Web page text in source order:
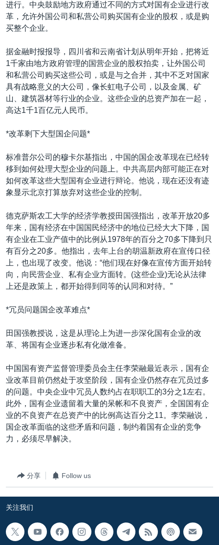
进行。中央鼓励地方政府通过不同的方式对国有企业进行改
革，允许外国公司和私营公司购买国有企业的股权，或是购
买整个企业。
据金融时报报导，四川省和云南省计划从明年开始，把将近
1千家由地方政府管理的国营企业的股权拍卖，让外国公司
和私营公司购买这些公司，或是与之合并，其中不乏对国家
具有战略意义的大公司，像长虹电子公司，以及金属、矿
山、建筑器材等行业的企业。这些企业的总资产加在一起，
高达1千1百亿元人民币。
*改革剩下大型国企问题*
标准普尔公司的穆卡尔基指出，中国的国企改革现在已经转
移到如何处理大型企业的问题上。中共高层内部可能正在对
如何改革这些大型国有企业进行辩论。他说，现在还没有迹
象显示北京打算放弃对这些企业的控制。
德克萨斯农工大学的经济学教授田国强指出，改革开放20多
年来，国有经济在中国国民经济中的地位已经大大下降，国
有企业在工业产值中的比例从1978年的百分之70多下降到只
有百分之20多。他指出，去年上台的胡温新政府在宣传口径
上，也出现了改变。他说：“他们现在好像在宣传方面开始转
向，向民营企业、私有企业方面转。(这些企业)无论从法律
上还是政策上，都开始得到同等的认同和对待。”
*冗员问题国企改革难点*
田国强教授说，这是从理论上为进一步深化国有企业的改
革、将国有企业逐步私有化做准备。
中国国有资产监督管理委员会主任李荣融最近表示，国有企
业改革目前仍然处于攻坚阶段，国有企业仍然存在冗员过多
的问题。中央企业中冗员人数约占在职职工的3分之1左右。
此外，国有企业遗留着大量的呆帐和不良资产，全国国有企
业的不良资产在总资产中的比例高达百分之11。李荣融说，
国企改革面临的这些矛盾和问题，制约着国有企业的竞争
力，必须尽早解决。
分享 Follow us
关注我们